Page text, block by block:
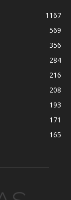
1167
569
356
284
216
208
193
171
165